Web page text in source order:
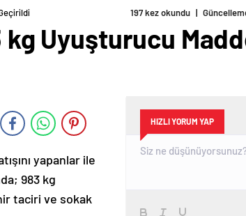
197 kez okundu |
Uyuşturucu
yapanlar ile
983 kg
taciri ve sokak
HIZLI YORUM YAP